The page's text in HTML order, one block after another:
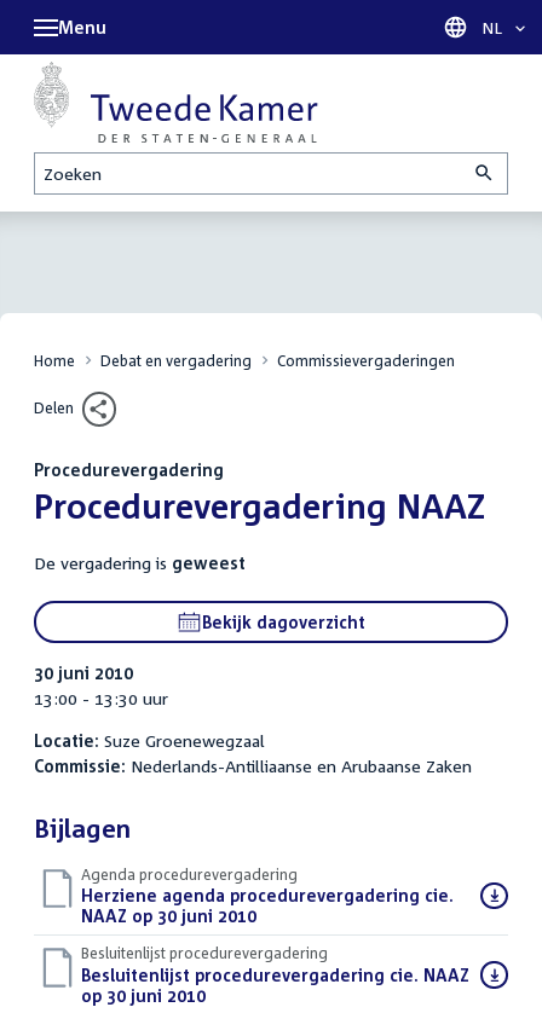
Zoeken
Menu Taal
NL
Home Debat en vergadering Commissievergaderingen
Delen
Procedurevergadering
:Procedurevergadering NAAZ
De vergadering is geweest
Bekijk dagoverzicht
30 juni 2010
13:00 - 13:30 uur
Locatie: Suze Groenewegzaal
Commissie: Nederlands-Antilliaanse en Arubaanse Zaken
Bijlagen
Agenda procedurevergadering
Download
bestand:
Herziene agenda procedurevergadering cie.
NAAZ op 30 juni 2010(PDF)
Besluitenlijst procedurevergadering
Download
bestand:
Besluitenlijst procedurevergadering cie. NAAZ
op 30 juni 2010(PDF)